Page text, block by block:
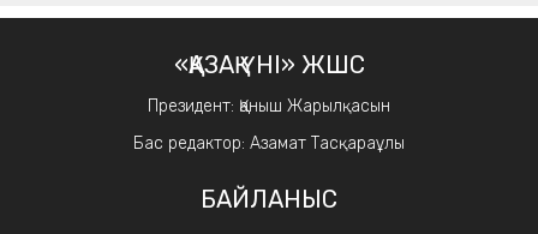
«ҚАЗАҚ ҮНІ» ЖШС
Президент: Қаныш Жарылқасын
Бас редактор: Азамат Тасқараұлы
БАЙЛАНЫС